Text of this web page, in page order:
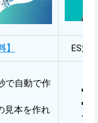
ES添
で自動で作
見本を作れ
作成